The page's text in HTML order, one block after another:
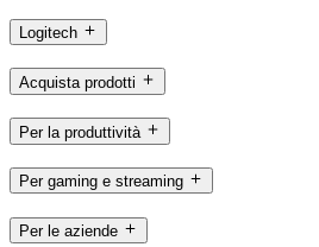
Logitech
Acquista prodotti
Per la produttività
Per gaming e streaming
Per le aziende